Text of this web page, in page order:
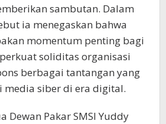
sambutan. Dalam
ia menegaskan bahwa
momentum penting bagi
soliditas organisasi
berbagai tantangan yang
siber di era digital.
Dewan Pakar SMSI Yuddy